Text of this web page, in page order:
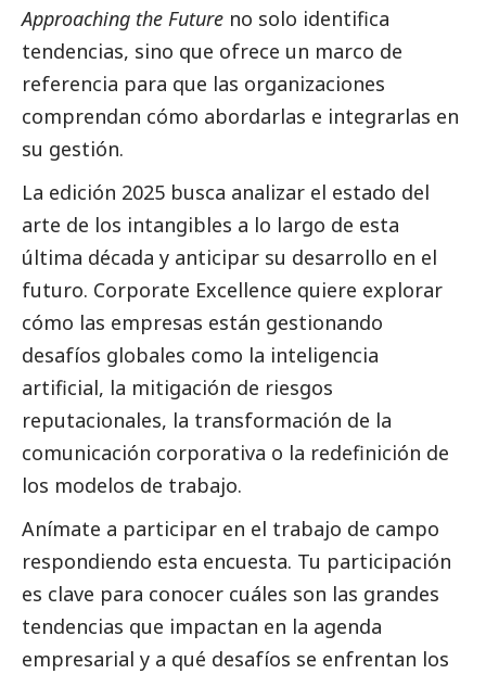
Approaching the Future no solo identifica
tendencias, sino que ofrece un marco de
referencia para que las organizaciones
comprendan cómo abordarlas e integrarlas en
su gestión.
La edición 2025 busca analizar el estado del
arte de los intangibles a lo largo de esta
última década y anticipar su desarrollo en el
futuro. Corporate Excellence quiere explorar
cómo las empresas están gestionando
desafíos globales como la inteligencia
artificial, la mitigación de riesgos
reputacionales, la transformación de la
comunicación corporativa o la redefinición de
los modelos de trabajo.
Anímate a participar en el trabajo de campo
respondiendo esta encuesta. Tu participación
es clave para conocer cuáles son las grandes
tendencias que impactan en la agenda
empresarial y a qué desafíos se enfrentan los